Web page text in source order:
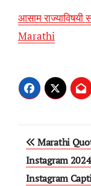
आसाम
Marathi
Post
Marathi
Instagram
Instagram